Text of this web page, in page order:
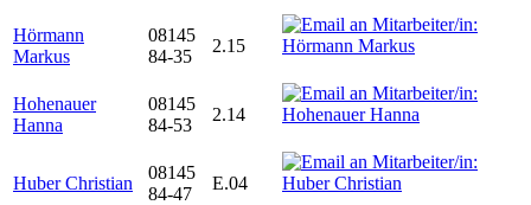
Hörmann
Markus
08145
84-35
2.15
Hohenauer
Hanna
08145
84-53
2.14
Huber Christian
08145
84-47
E.04